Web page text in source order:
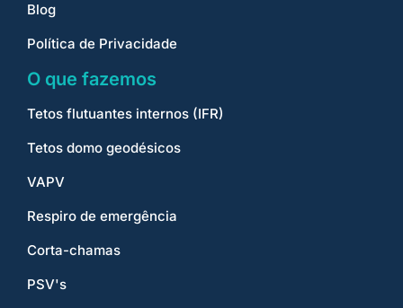
Blog
Política de Privacidade
O que fazemos
Tetos flutuantes internos (IFR)
Tetos domo geodésicos
VAPV
Respiro de emergência
Corta-chamas
PSV's